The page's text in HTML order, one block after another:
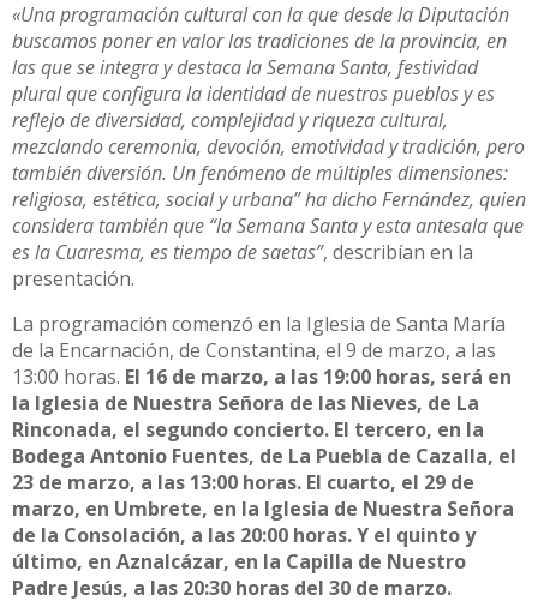
«Una programación cultural con la que desde la Diputación
buscamos poner en valor las tradiciones de la provincia, en
las que se integra y destaca la Semana Santa, festividad
plural que configura la identidad de nuestros pueblos y es
reflejo de diversidad, complejidad y riqueza cultural,
mezclando ceremonia, devoción, emotividad y tradición, pero
también diversión. Un fenómeno de múltiples dimensiones:
religiosa, estética, social y urbana” ha dicho Fernández, quien
considera también que “la Semana Santa y esta antesala que
es la Cuaresma, es tiempo de saetas”, describían en la
presentación.
La programación comenzó en la Iglesia de Santa María
de la Encarnación, de Constantina, el 9 de marzo, a las
13:00 horas. El 16 de marzo, a las 19:00 horas, será en
la Iglesia de Nuestra Señora de las Nieves, de La
Rinconada, el segundo concierto. El tercero, en la
Bodega Antonio Fuentes, de La Puebla de Cazalla, el
23 de marzo, a las 13:00 horas. El cuarto, el 29 de
marzo, en Umbrete, en la Iglesia de Nuestra Señora
de la Consolación, a las 20:00 horas. Y el quinto y
último, en Aznalcázar, en la Capilla de Nuestro
Padre Jesús, a las 20:30 horas del 30 de marzo.